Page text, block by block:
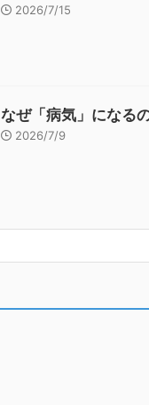
2026/7/15
なぜ「病気」になる
2026/7/9